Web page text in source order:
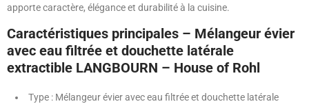
apporte caractère, élégance et durabilité à la cuisine.
Caractéristiques principales – Mélangeur évier
avec eau filtrée et douchette latérale
extractible LANGBOURN – House of Rohl
Type : Mélangeur évier avec eau filtrée et douchette latérale